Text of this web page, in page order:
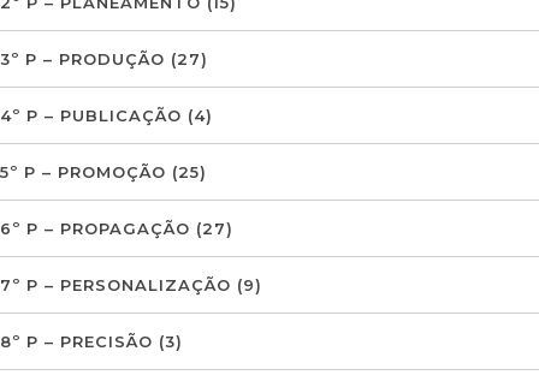
3º P – PRODUÇÃO (27)
4º P – PUBLICAÇÃO (4)
5º P – PROMOÇÃO (25)
6º P – PROPAGAÇÃO (27)
7º P – PERSONALIZAÇÃO (9)
8º P – PRECISÃO (3)